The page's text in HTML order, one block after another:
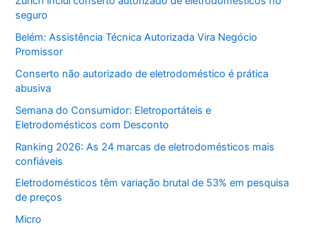
seguro
Belém: Assistência Técnica Autorizada Vira Negócio
Promissor
Conserto não autorizado de eletrodoméstico é prática
abusiva
Semana do Consumidor: Eletroportáteis e
Eletrodomésticos com Desconto
Ranking 2026: As 24 marcas de eletrodomésticos mais
confiáveis
Eletrodomésticos têm variação brutal de 53% em pesquisa
de preços
Micro